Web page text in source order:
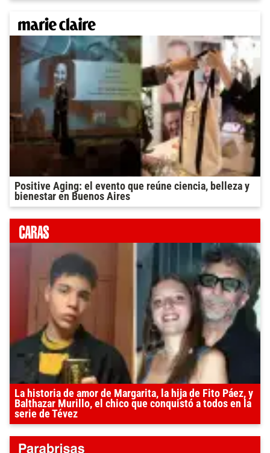
Positive Aging: el evento que reúne ciencia, belleza y
bienestar en Buenos Aires
La historia de amor de Margarita, la hija de Fito Páez, y
Balthazar Murillo, el chico que conquistó a todos en la
serie de Tévez